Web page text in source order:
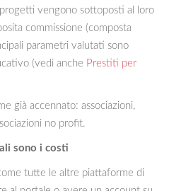
vengono sottoposti al loro
commissione (composta
parametri valutati sono
(vedi anche Prestiti per
già accennato: associazioni,
no profit.
sono i costi
tutte le altre piattaforme di